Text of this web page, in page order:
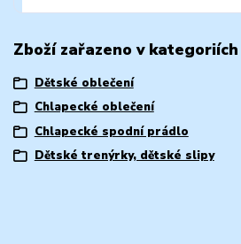
Zboží zařazeno v kategoriích
Dětské oblečení
Chlapecké oblečení
Chlapecké spodní prádlo
Dětské trenýrky, dětské slipy